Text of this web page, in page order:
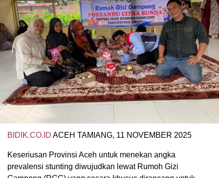
BIDIK.CO.ID ACEH TAMIANG, 11 NOVEMBER 2025
Keseriusan Provinsi Aceh untuk menekan angka
prevalensi stunting diwujudkan lewat Rumoh Gizi